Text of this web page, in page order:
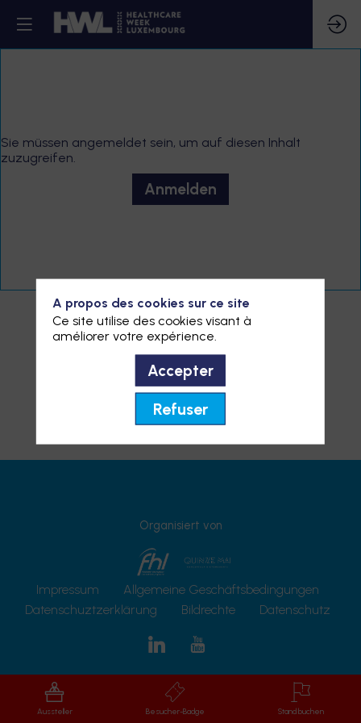
Sie müssen angemeldet sein, um auf diesen Inhalt
zuzugreifen.
Anmelden
Organisiert von
Impressum
Allgemeine Geschäftsbedingungen
Datenschuztzerklärung
Bildrechte Datenschutz
Aussteller Besucher-Badge Stand buchen
A propos des cookies sur ce site
Ce site utilise des cookies visant à
améliorer votre expérience.
Accepter
Refuser